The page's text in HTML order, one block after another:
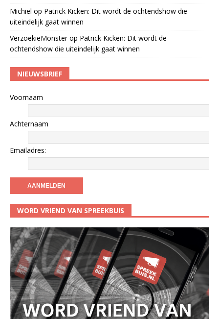
Michiel op Patrick Kicken: Dit wordt de ochtendshow die
uiteindelijk gaat winnen
VerzoekieMonsterop Patrick Kicken: Dit wordt de
ochtendshow die uiteindelijk gaat winnen
NIEUWSBRIEF
Voornaam
Achternaam
Emailadres:
WORD VRIEND VAN SPREEKBUIS